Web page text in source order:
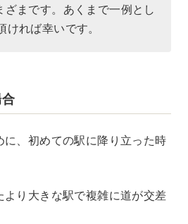
まです。あくまで一例とし
れば幸いです。
、初めての駅に降り立った時
り大きな駅で複雑に道が交差